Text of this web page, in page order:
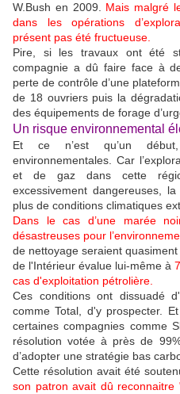
W.Bush en 2009. Mais malgré
dans les opérations
présent pas été fructueuse.
Pire, si les travaux ont été
compagnie a dû faire face à
perte de contrôle d’une
de 18 ouvriers puis la
des équipements de forage
Un risque environnemental
Et ce n’est qu’un
environnementales. Car
et de gaz dans cette
excessivement dangereuses,
plus de conditions climatiques
Dans le cas d’une marée
désastreuses pour
de nettoyage seraient
de l'Intérieur évalue lui-même à
cas d'exploitation pétrolière.
Ces conditions ont dissuadé
comme Total, d'y prospecter.
certaines compagnies comme
résolution votée à près de
d’adopter une stratégie bas
Cette résolution avait été
son patron avait dû reconnaitre